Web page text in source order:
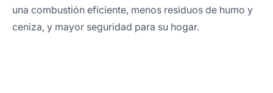
una combustión eficiente, menos residuos de humo y
ceniza, y mayor seguridad para su hogar.